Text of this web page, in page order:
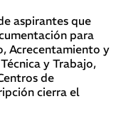
aspirantes que
para
Acrecentamiento y
y Trabajo,
de
cierra el